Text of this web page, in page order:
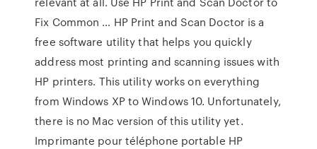
Fix Common … HP Print and Scan Doctor is a
free software utility that helps you quickly
address most printing and scanning issues with
HP printers. This utility works on everything
from Windows XP to Windows 10. Unfortunately,
there is no Mac version of this utility yet.
Imprimante pour téléphone portable HP